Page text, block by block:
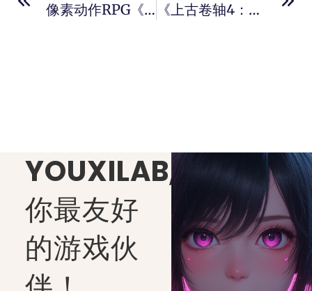
像素动作RPG《HYKE:Northern Light(s)》今夏多平台发售 《上古卷轴4：湮没》重制版截图意外泄露！多年传言终获证实
YOUXILAB,
你最友好
的游戏伙